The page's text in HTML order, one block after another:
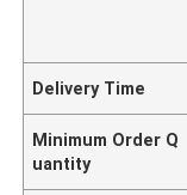
Delivery Time
Minimum Order Q
uantity